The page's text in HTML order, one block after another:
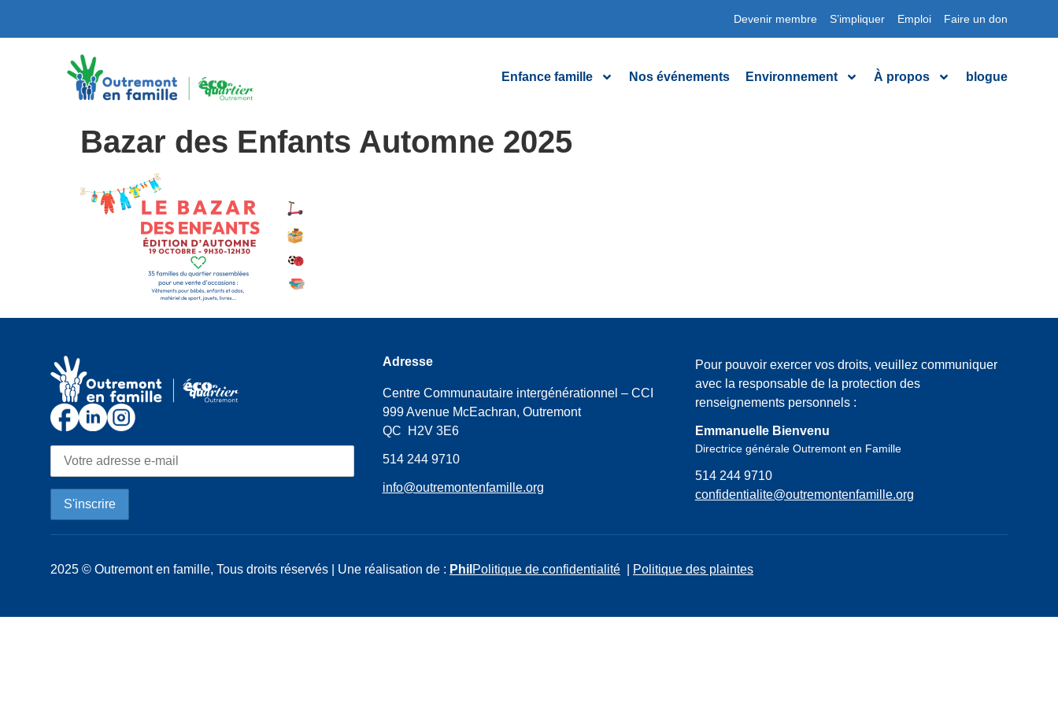
Devenir membre S’impliquer Emploi Faire un don
Enfance famille Nos événements Environnement À propos blogue
Bazar des Enfants Automne 2025
Adresse
Centre Communautaire intergénérationnel – CCI
999 Avenue McEachran, Outremont
QC H2V 3E6
514 244 9710
info@outremontenfamille.org
Pour pouvoir exercer vos droits, veuillez communiquer
avec la responsable de la protection des
renseignements personnels :
Emmanuelle Bienvenu
Directrice générale Outremont en Famille
514 244 9710
confidentialite@outremontenfamille.org
2025 © Outremont en famille, Tous droits réservés | Une réalisation de : Phil Politique de confidentialité Politique des plaintes